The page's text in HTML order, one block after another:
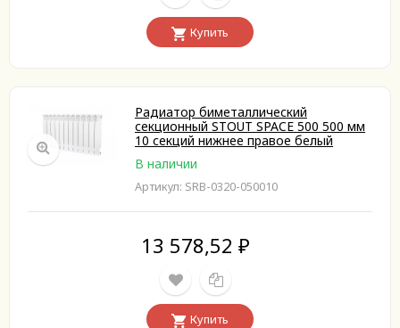
Купить
Радиатор биметаллический
секционный STOUT SPACE 500 500 мм
10 секций нижнее правое белый
В наличии
Артикул: SRB-0320-050010
13 578,52 ₽
Купить